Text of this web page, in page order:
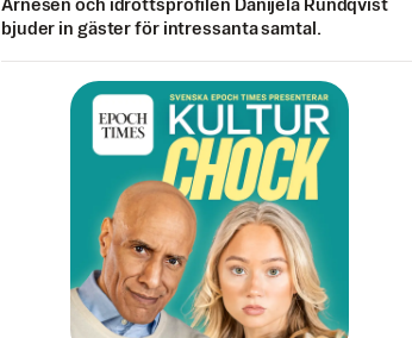
Arnesen och idrottsprofilen Danijela Rundqvist
bjuder in gäster för intressanta samtal.